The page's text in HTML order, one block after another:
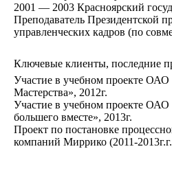
2001 — 2003 Красноярский
Преподаватель Президентской
управленческих кадров (по
Ключевые клиенты, поcледние
Участие в учебном проекте
Мастерства», 2012г.
Участие в учебном проекте ОАО
большего вместе», 2013г.
Проект по постановке
компаний Миррико (2011-